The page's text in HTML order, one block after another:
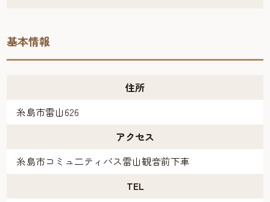
基本情報
住所
糸島市雷山626
アクセス
糸島市コミュ二ティバス雷山観音前下車
TEL